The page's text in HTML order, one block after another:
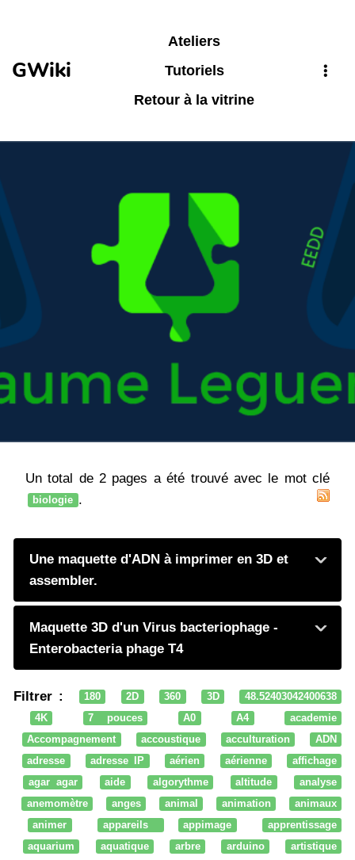
GWiki
Ateliers
Tutoriels
Retour à la vitrine
Un total de 2 pages a été trouvé avec le mot clé
biologie .
Une maquette d'ADN à imprimer en 3D et
assembler.
Maquette 3D d'un Virus bacteriophage -
Enterobacteria phage T4
Filtrer : 180 2D 360 3D
48.52403042400638
4K
7 pouces A0 A4
academie
Accompagnement
accoustique acculturation
ADN
adresse
adresse IP aérien aérienne
affichage
agar agar
aide algorythme altitude
analyse
anemomètre
anges animal animation
animaux
animer
appareils appimage
apprentissage
aquarium
aquatique arbre arduino
artistique